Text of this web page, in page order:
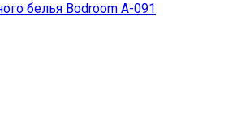
белья Bodroom A-091